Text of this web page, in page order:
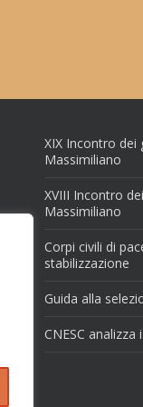
XIX Incontro dei
Massimiliano
XVIII Incontro
Massimiliano
Corpi civili di
stabilizzazione
Guida alla
CNESC